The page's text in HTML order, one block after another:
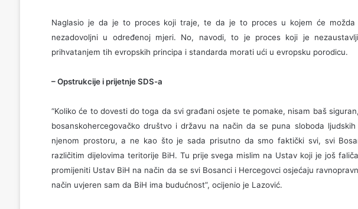
Naglasio je da je to proces koji traje, te da je to proces u kojem će
nezadovoljni u određenoj mjeri. No, navodi, to je proces koji je
prihvatanjem tih evropskih principa i standarda morati ući u evropsku porodicu.
– Opstrukcije i prijetnje SDS-a
“Koliko će to dovesti do toga da svi građani osjete te pomake, nisam baš
bosanskohercegovačko društvo i državu na način da se puna sloboda
njenom prostoru, a ne kao što je sada prisutno da smo faktički svi, svi
različitim dijelovima teritorije BiH. Tu prije svega mislim na Ustav koji je još
promijeniti Ustav BiH na način da se svi Bosanci i Hercegovci osjećaju
način uvjeren sam da BiH ima budućnost”, ocijenio je Lazović.